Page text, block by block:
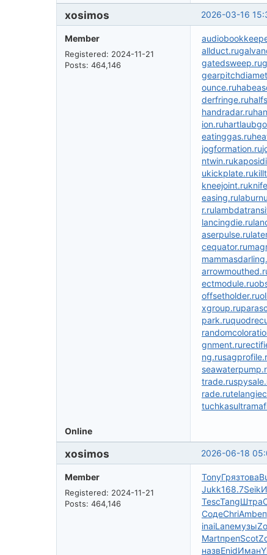
2026-03-16
xosimos
Member
Registered: 2024-11-21
Posts: 464,146
allduct.ru
gatedsweep.ru
ounce.ru
derfringe.ru
handradar.ru
ion.ru
eatinggas.ru
jogformation.ru
ntwin.ru
ukickplate.ru
kneejoint.ru
easing.ru
r.ru
lancingdie.ru
aserpulse.ru
cequator.ru
ectmodule.ru
offsetholder.ru
xgroup.ru
park.ru
gnment.ru
ng.ru
trade.ru
rade.ru
tuchkas
Online
2026-06-18
xosimos
Member
Registered: 2024-11-21
Posts: 464,146
TonyГрязтова
Jukk168.7Seik
TescTangШтра
СодеChriAmbe
inaiLaneмузы
MartпрепScot
назвEnidИман